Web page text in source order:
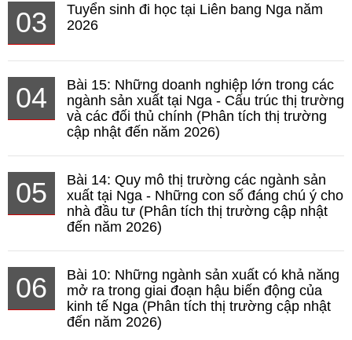
03
Tuyển sinh đi học tại Liên bang Nga năm
2026
04
Bài 15: Những doanh nghiệp lớn trong các
ngành sản xuất tại Nga - Cấu trúc thị trường
và các đối thủ chính (Phân tích thị trường
cập nhật đến năm 2026)
05
Bài 14: Quy mô thị trường các ngành sản
xuất tại Nga - Những con số đáng chú ý cho
nhà đầu tư (Phân tích thị trường cập nhật
đến năm 2026)
06
Bài 10: Những ngành sản xuất có khả năng
mở ra trong giai đoạn hậu biến động của
kinh tế Nga (Phân tích thị trường cập nhật
đến năm 2026)